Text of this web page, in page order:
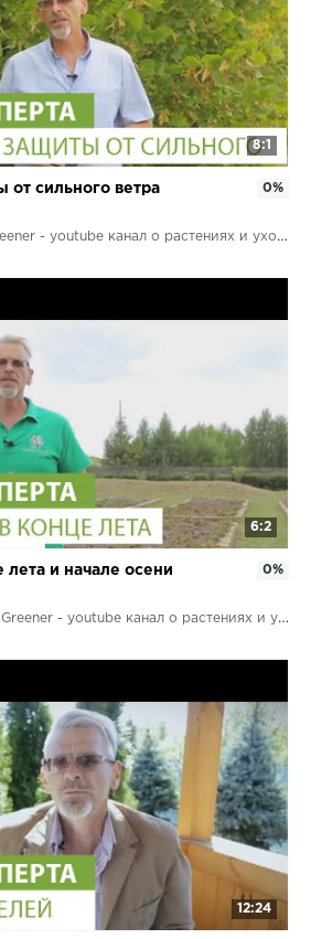
8:1
от сильного ветра
- youtube канал о растениях и уходе за ним
0%
6:2
лета и начале осени
Greener - youtube канал о растениях и уходе за ним
0%
12:24